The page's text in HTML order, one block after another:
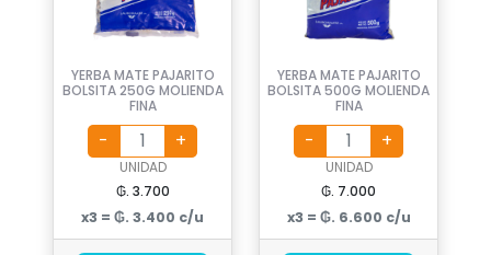
YERBA MATE PAJARITO
BOLSITA 250G MOLIENDA
FINA
UNIDAD
₲. 3.700
x3 = ₲. 3.400 c/u
YERBA MATE PAJARITO
BOLSITA 500G MOLIENDA
FINA
UNIDAD
₲. 7.000
x3 = ₲. 6.600 c/u